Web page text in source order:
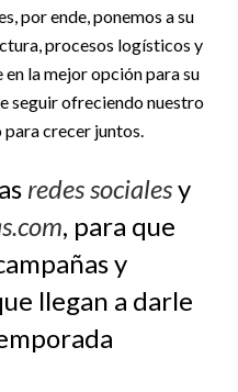
por ende, ponemos a su
procesos logísticos y
la mejor opción para su
seguir ofreciendo nuestro
crecer juntos.
redes socialesy
, para que
y
llegan a darle